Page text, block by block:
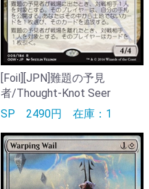
[Foil][JPN]難題の予見
者/Thought-Knot Seer
SP 2490円 在庫：1